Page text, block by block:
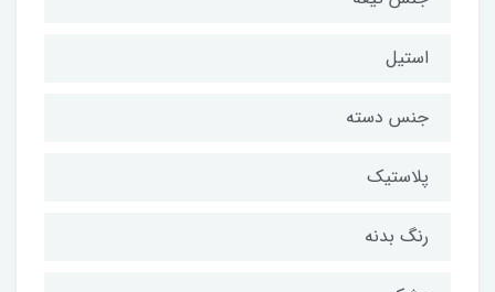
استیل
جنس دسته
پلاستیک
رنگ بدنه